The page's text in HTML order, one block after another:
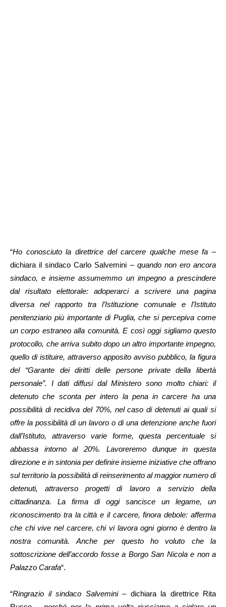
“Ho conosciuto la direttrice del carcere qualche mese fa –
dichiara il sindaco Carlo Salvemini – quando non ero ancora
sindaco, e insieme assumemmo un impegno a prescindere
dal risultato elettorale: adoperarci a scrivere una pagina
diversa nel rapporto tra l’Istituzione comunale e l’Istituto
penitenziario più importante di Puglia, che si percepiva come
un corpo estraneo alla comunità. E così oggi sigliamo questo
protocollo, che arriva subito dopo un altro importante impegno,
quello di istituire, attraverso apposito avviso pubblico, la figura
del “Garante dei diritti delle persone private della libertà
personale”. I dati diffusi dal Ministero sono molto chiari: il
detenuto che sconta per intero la pena in carcere ha una
possibilità di recidiva del 70%, nel caso di detenuti ai quali si
offre la possibilità di un lavoro o di una detenzione anche fuori
dall’Istituto, attraverso varie forme, questa percentuale si
abbassa intorno al 20%. Lavoreremo dunque in questa
direzione e in sintonia per definire insieme iniziative che offrano
sul territorio la possibilità di reinserimento al maggior numero di
detenuti, attraverso progetti di lavoro a servizio della
cittadinanza. La firma di oggi sancisce un legame, un
riconoscimento tra la città e il carcere, finora debole: afferma
che chi vive nel carcere, chi vi lavora ogni giorno è dentro la
nostra comunità. Anche per questo ho voluto che la
sottoscrizione dell’accordo fosse a Borgo San Nicola e non a
Palazzo Carafa“.
“Ringrazio il sindaco Salvemini– dichiara la direttrice Rita